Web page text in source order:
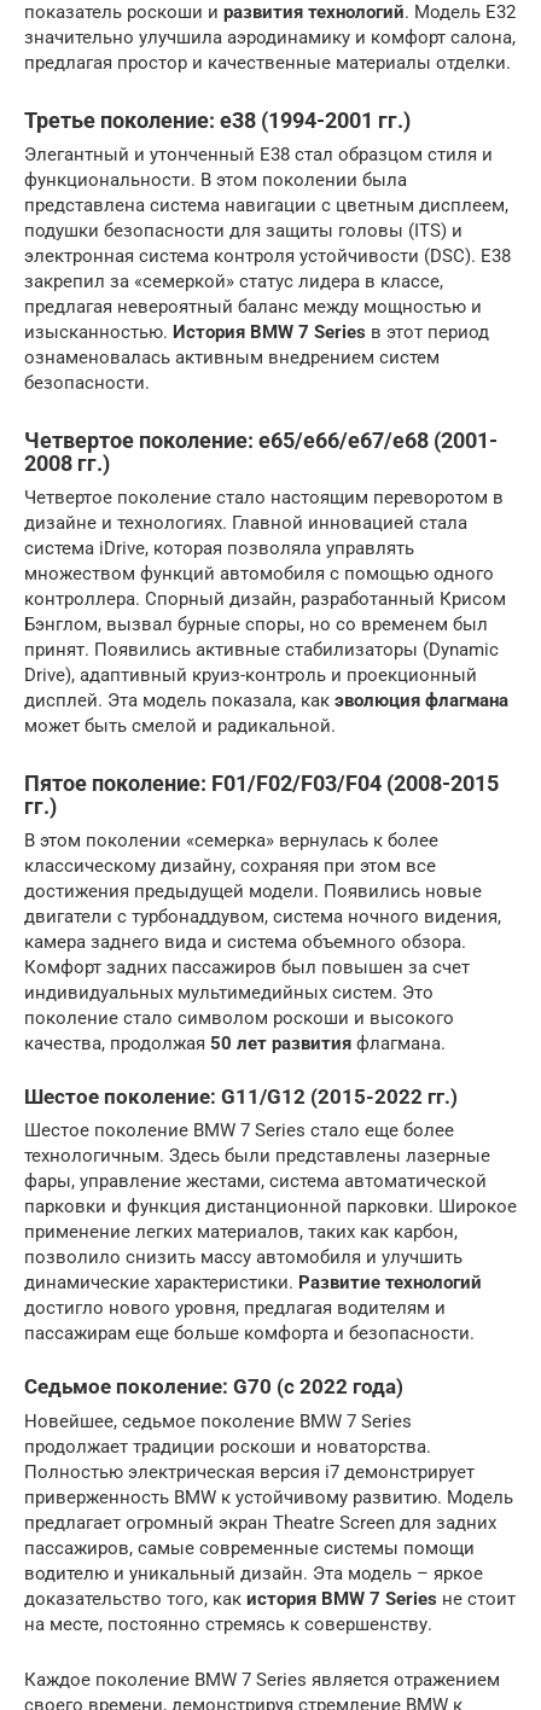
показатель роскоши и развития технологий. Модель E32
значительно улучшила аэродинамику и комфорт салона,
предлагая простор и качественные материалы отделки.
Третье поколение: e38 (1994-2001 гг.)
Элегантный и утонченный E38 стал образцом стиля и
функциональности. В этом поколении была
представлена система навигации с цветным дисплеем,
подушки безопасности для защиты головы (ITS) и
электронная система контроля устойчивости (DSC). E38
закрепил за «семеркой» статус лидера в классе,
предлагая невероятный баланс между мощностью и
изысканностью. История BMW 7 Series в этот период
ознаменовалась активным внедрением систем
безопасности.
Четвертое поколение: e65/e66/e67/e68 (2001-
2008 гг.)
Четвертое поколение стало настоящим переворотом в
дизайне и технологиях. Главной инновацией стала
система iDrive, которая позволяла управлять
множеством функций автомобиля с помощью одного
контроллера. Спорный дизайн, разработанный Крисом
Бэнглом, вызвал бурные споры, но со временем был
принят. Появились активные стабилизаторы (Dynamic
Drive), адаптивный круиз-контроль и проекционный
дисплей. Эта модель показала, как эволюция флагмана
может быть смелой и радикальной.
Пятое поколение: F01/F02/F03/F04 (2008-2015
гг.)
В этом поколении «семерка» вернулась к более
классическому дизайну, сохраняя при этом все
достижения предыдущей модели. Появились новые
двигатели с турбонаддувом, система ночного видения,
камера заднего вида и система объемного обзора.
Комфорт задних пассажиров был повышен за счет
индивидуальных мультимедийных систем. Это
поколение стало символом роскоши и высокого
качества, продолжая 50 лет развития флагмана.
Шестое поколение: G11/G12 (2015-2022 гг.)
Шестое поколение BMW 7 Series стало еще более
технологичным. Здесь были представлены лазерные
фары, управление жестами, система автоматической
парковки и функция дистанционной парковки. Широкое
применение легких материалов, таких как карбон,
позволило снизить массу автомобиля и улучшить
динамические характеристики. Развитие технологий
достигло нового уровня, предлагая водителям и
пассажирам еще больше комфорта и безопасности.
Седьмое поколение: G70 (с 2022 года)
Новейшее, седьмое поколение BMW 7 Series
продолжает традиции роскоши и новаторства.
Полностью электрическая версия i7 демонстрирует
приверженность BMW к устойчивому развитию. Модель
предлагает огромный экран Theatre Screen для задних
пассажиров, самые современные системы помощи
водителю и уникальный дизайн. Эта модель – яркое
доказательство того, как история BMW 7 Series не стоит
на месте, постоянно стремясь к совершенству.
Каждое поколение BMW 7 Series является отражением
своего времени, демонстрируя стремление BMW к